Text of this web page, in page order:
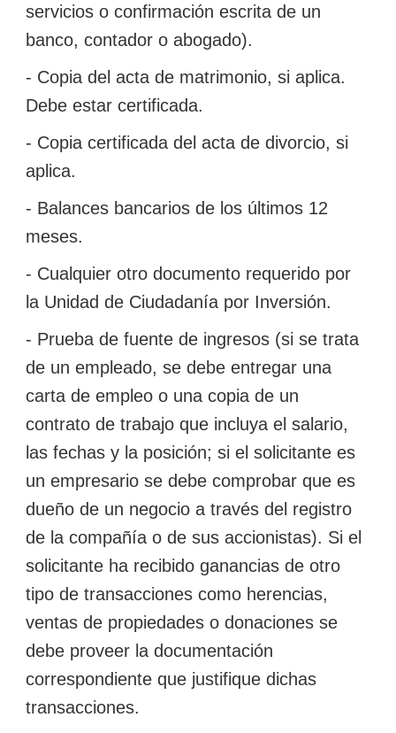
servicios o confirmación escrita de un
banco, contador o abogado).
- Copia del acta de matrimonio, si aplica.
Debe estar certificada.
- Copia certificada del acta de divorcio, si
aplica.
- Balances bancarios de los últimos 12
meses.
- Cualquier otro documento requerido por
la Unidad de Ciudadanía por Inversión.
- Prueba de fuente de ingresos (si se trata
de un empleado, se debe entregar una
carta de empleo o una copia de un
contrato de trabajo que incluya el salario,
las fechas y la posición; si el solicitante es
un empresario se debe comprobar que es
dueño de un negocio a través del registro
de la compañía o de sus accionistas). Si el
solicitante ha recibido ganancias de otro
tipo de transacciones como herencias,
ventas de propiedades o donaciones se
debe proveer la documentación
correspondiente que justifique dichas
transacciones.